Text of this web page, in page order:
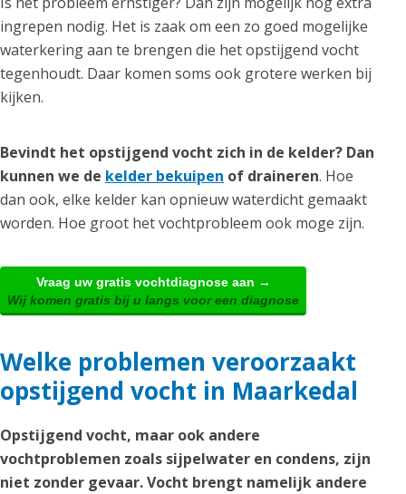
ingrepen nodig. Het is zaak om een zo goed mogelijke
waterkering aan te brengen die het opstijgend vocht
tegenhoudt. Daar komen soms ook grotere werken bij
kijken.
Bevindt het opstijgend vocht zich in de kelder? Dan
kunnen we de kelder bekuipen of draineren. Hoe
dan ook, elke kelder kan opnieuw waterdicht gemaakt
worden. Hoe groot het vochtprobleem ook moge zijn.
Vraag uw gratis vochtdiagnose aan →
Wij komen gratis bij u langs voor een diagnose
Welke problemen veroorzaakt
opstijgend vocht in Maarkedal
Opstijgend vocht, maar ook andere
vochtproblemen zoals sijpelwater en condens, zijn
niet zonder gevaar. Vocht brengt namelijk andere